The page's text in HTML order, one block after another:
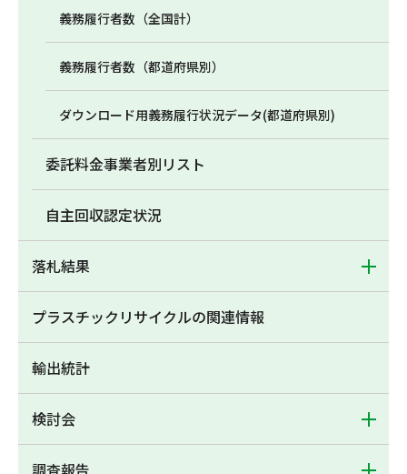
義務履行者数（全国計）
義務履行者数（都道府県別）
ダウンロード用義務履行状況データ(都道府県別)
委託料金事業者別リスト
自主回収認定状況
落札結果
プラスチックリサイクルの関連情報
輸出統計
検討会
調査報告